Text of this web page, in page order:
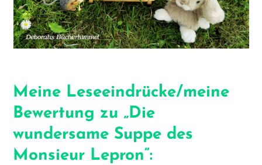
Meine Leseeindrücke/meine
Bewertung zu „Die
wundersame Suppe des
Monsieur Lepron“: